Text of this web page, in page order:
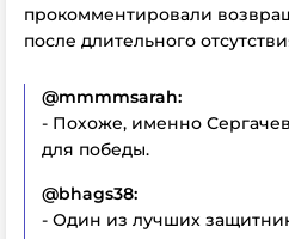
прокомментировали
после длительного
@mmmmsarah:
- Похоже, именно
для победы.
@bhags38:
- Один из лучших